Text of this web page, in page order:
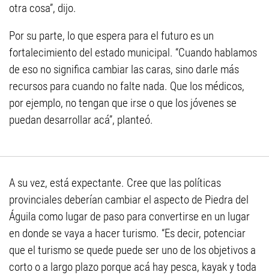
otra cosa”, dijo.
Por su parte, lo que espera para el futuro es un
fortalecimiento del estado municipal. “Cuando hablamos
de eso no significa cambiar las caras, sino darle más
recursos para cuando no falte nada. Que los médicos,
por ejemplo, no tengan que irse o que los jóvenes se
puedan desarrollar acá”, planteó.
A su vez, está expectante. Cree que las políticas
provinciales deberían cambiar el aspecto de Piedra del
Águila como lugar de paso para convertirse en un lugar
en donde se vaya a hacer turismo. “Es decir, potenciar
que el turismo se quede puede ser uno de los objetivos a
corto o a largo plazo porque acá hay pesca, kayak y toda